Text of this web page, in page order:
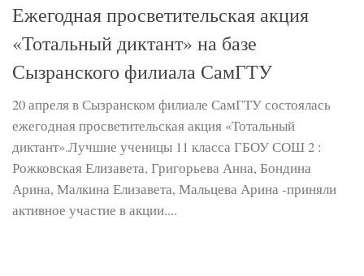
Ежегодная просветительская акция
«Тотальный диктант» на базе
Сызранского филиала СамГТУ
20 апреля в Сызранском филиале СамГТУ состоялась
ежегодная просветительская акция «Тотальный
диктант».Лучшие ученицы 11 класса ГБОУ СОШ 2 :
Рожковская Елизавета, Григорьева Анна, Бондина
Арина, Малкина Елизавета, Мальцева Арина -приняли
активное участие в акции....